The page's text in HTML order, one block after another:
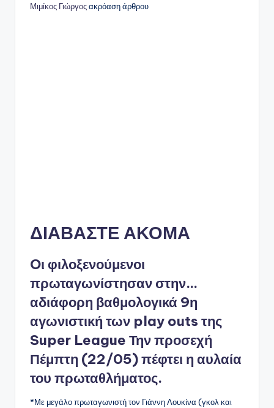
Μιμίκος Γιώργοςακρόαση άρθρου
ΔΙΑΒΑΣΤΕ ΑΚΟΜΑ
Oι φιλοξενούμενοι
πρωταγωνίστησαν στην…
αδιάφορη βαθμολογικά 9η
αγωνιστική των play outs της
Super League Την προσεχή
Πέμπτη (22/05) πέφτει η αυλαία
του πρωταθλήματος.
*Με μεγάλο πρωταγωνιστή τον Γιάννη Λουκίνα (γκολ και